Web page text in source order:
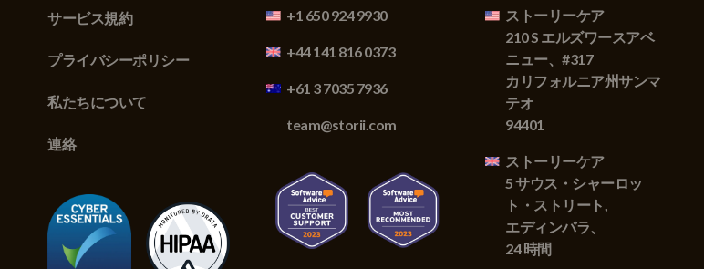
サービス規約
プライバシーポリシー
私たちについて
連絡
+1 650 924 9930
+44 141 816 0373
+61 3 7035 7936
team@storii.com
ストーリーケア
210 S エルズワースアベ
ニュー、#317
カリフォルニア州サンマ
テオ
94401
ストーリーケア
5 サウス・シャーロッ
ト・ストリート,
エディンバラ、
24 時間